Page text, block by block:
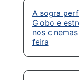
A sogra
Globo e
nos
feira